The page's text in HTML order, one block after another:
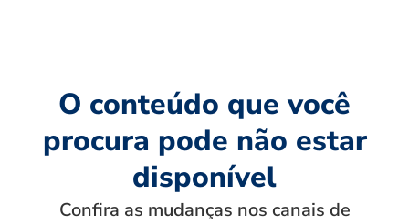
O conteúdo que você
procura pode não estar
disponível
Confira as mudanças nos canais de